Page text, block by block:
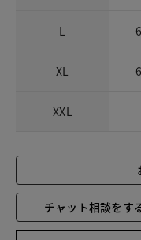
L
XL
XXL
チャット相談をす